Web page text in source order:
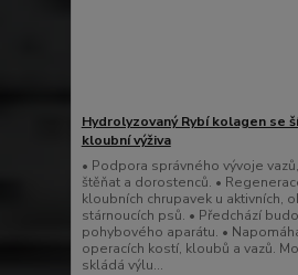
Hydrolyzovaný Rybí kolagen se
kloubní výživa
• Podpora správného vývoje
štěňat a dorostenců. •
kloubních chrupavek u aktivních,
stárnoucích psů. • Předchází
pohybového aparátu. •
operacích kostí, kloubů a vazů.
skládá výlu...